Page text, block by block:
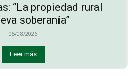
“La propiedad rural
soberanía”
05/08/2026
Leer más